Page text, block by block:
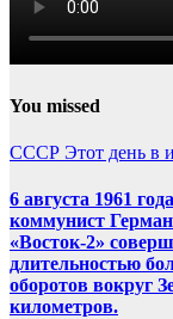
You missed
СССР Этот день в
6 августа 1961
коммунист
«Восток-2»
длительностью
оборотов вокруг
километров.